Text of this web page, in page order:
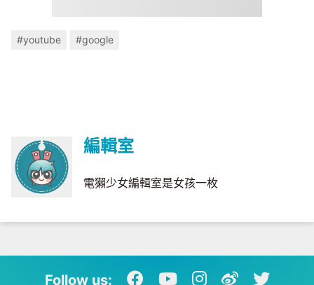
#youtube #google
編輯室
電獺少女編輯室是女孩一枚
Follow us: